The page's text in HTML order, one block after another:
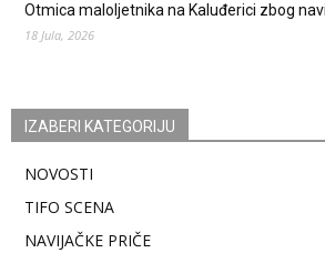
Otmica maloljetnika na Kaluđerici zbog
18 Jula, 2026
IZABERI KATEGORIJU
NOVOSTI
TIFO SCENA
NAVIJAČKE PRIČE